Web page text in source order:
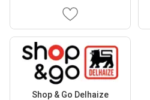
Shop & Go Delhaize